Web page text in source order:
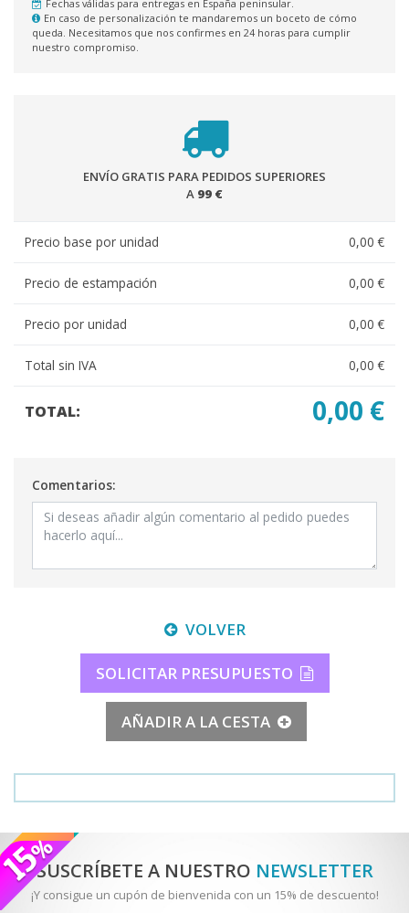
Fechas válidas para entregas en España peninsular.
En caso de personalización te mandaremos un boceto de cómo
queda. Necesitamos que nos confirmes en 24 horas para cumplir
nuestro compromiso.
ENVÍO GRATIS PARA PEDIDOS SUPERIORES
A 99 €
Precio base por unidad 0,00 €
Precio de estampación 0,00 €
Precio por unidad 0,00 €
Total sin IVA 0,00 €
TOTAL: 0,00 €
Comentarios:
VOLVER
SOLICITAR PRESUPUESTO
AÑADIR A LA CESTA
SUSCRÍBETE A NUESTRO NEWSLETTER
¡Y consigue un cupón de bienvenida con un 15% de descuento!